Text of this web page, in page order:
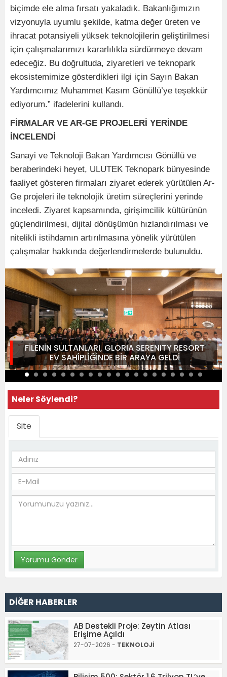
biçimde ele alma fırsatı yakaladık. Bakanlığımızın
vizyonuyla uyumlu şekilde, katma değer üreten ve
ihracat potansiyeli yüksek teknolojilerin geliştirilmesi
için çalışmalarımızı kararlılıkla sürdürmeye devam
edeceğiz. Bu doğrultuda, ziyaretleri ve teknopark
ekosistemimize gösterdikleri ilgi için Sayın Bakan
Yardımcımız Muhammet Kasım Gönüllü’ye teşekkür
ediyorum.” ifadelerini kullandı.
FİRMALAR VE AR-GE PROJELERİ YERİNDE
İNCELENDİ
Sanayi ve Teknoloji Bakan Yardımcısı Gönüllü ve
beraberindeki heyet, ULUTEK Teknopark bünyesinde
faaliyet gösteren firmaları ziyaret ederek yürütülen Ar-
Ge projeleri ile teknolojik üretim süreçlerini yerinde
inceledi. Ziyaret kapsamında, girişimcilik kültürünün
güçlendirilmesi, dijital dönüşümün hızlandırılması ve
nitelikli istihdamın artırılmasına yönelik yürütülen
çalışmalar hakkında değerlendirmelerde bulunuldu.
FİLENİN SULTANLARI, GLORIA SERENITY RESORT
EV SAHİPLİĞİNDE BİR ARAYA GELDİ
Neler Söylendi?
Site
DİĞER HABERLER
AB Destekli Proje: Zeytin Atlası
Erişime Açıldı
27-07-2026 - TEKNOLOJİ